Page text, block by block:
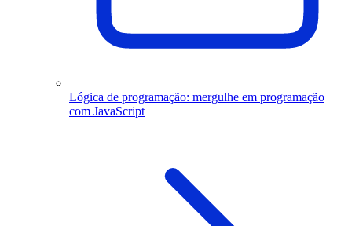
Lógica de programação: mergulhe em programação
com JavaScript